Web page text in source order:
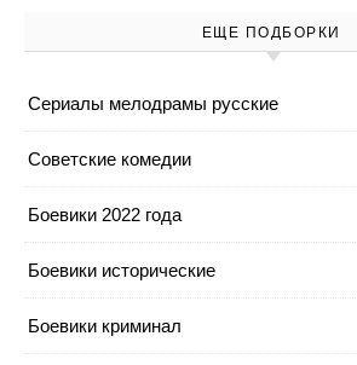
ЕЩЕ ПОДБОРКИ
Cериалы мелодрамы русские
Cоветские комедии
Боевики 2022 года
Боевики исторические
Боевики криминал